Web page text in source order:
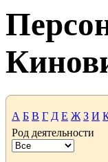
А Б В Г Д Е Ж З И
Род деятельности